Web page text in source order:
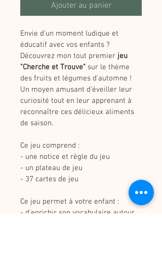
Ajouter au panier
Envie d’un moment ludique et
éducatif avec vos enfants ?
Découvrez mon tout premier jeu
"Cherche et Trouve" sur le thème
des fruits et légumes d’automne !
Un moyen amusant d’éveiller leur
curiosité tout en leur apprenant à
reconnaître ces délicieux aliments
de saison.
Ce jeu comprend :
- une notice et règle du jeu
- un plateau de jeu
- 37 cartes de jeu
Ce jeu permet à votre enfant :
- d'enrichir son vocabulaire autour